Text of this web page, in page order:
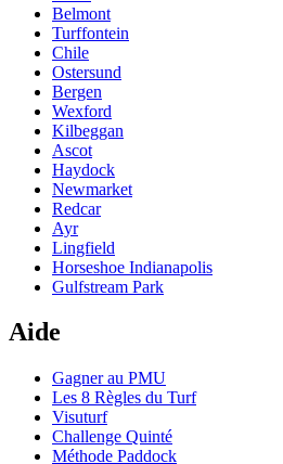
Belmont
Turffontein
Chile
Ostersund
Bergen
Wexford
Kilbeggan
Ascot
Haydock
Newmarket
Redcar
Ayr
Lingfield
Horseshoe Indianapolis
Gulfstream Park
Aide
Gagner au PMU
Les 8 Règles du Turf
Visuturf
Challenge Quinté
Méthode Paddock